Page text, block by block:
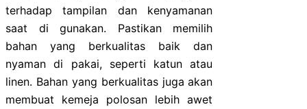
terhadap tampilan dan kenyamanan
saat di gunakan. Pastikan memilih
bahan yang berkualitas baik dan
nyaman di pakai, seperti katun atau
linen. Bahan yang berkualitas juga akan
membuat kemeja polosan lebih awet